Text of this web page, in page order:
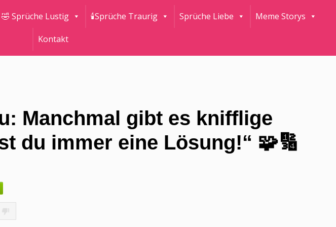
🤣 Sprüche Lustig 🕯Sprüche Traurig Sprüche Liebe Meme Storys
Kontakt
Manchmal gibt es knifflige
du immer eine Lösung!“ 🧩🔢